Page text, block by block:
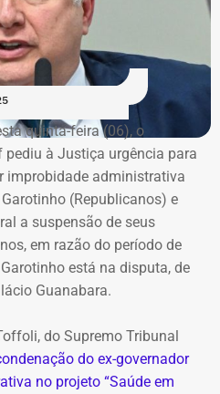
quinta-feira (06), o
à Justiça urgência para
improbidade administrativa
(Republicanos) e
a suspensão de seus
em razão do período de
está na disputa, de
Guanabara.
do Supremo Tribunal
do ex-governador
no projeto “Saúde em